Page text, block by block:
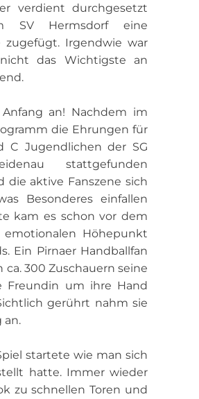
verdient durchgesetzt
SV Hermsdorf eine
zugefügt. Irgendwie war
das Wichtigste an
an! Nachdem im
die Ehrungen für
C Jugendlichen der SG
stattgefunden
die aktive Fanszene sich
Besonderes einfallen
kam es schon vor dem
emotionalen Höhepunkt
Ein Pirnaer Handballfan
ca. 300 Zuschauern seine
Freundin um ihre Hand
gerührt nahm sie
an.
startete wie man sich
hatte. Immer wieder
zu schnellen Toren und